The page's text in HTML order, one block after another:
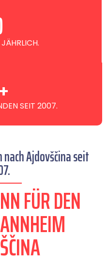
SEIT 2007.
+
Ajdovščina seit
FÜR DEN